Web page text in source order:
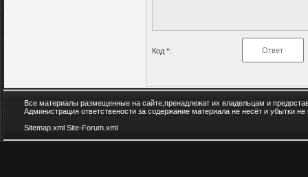
Код *:
Все материалы размещенные на сайте,пренадлежат их владельцам и
Администрация ответствености за содержание материала не несёт и убытки
Sitemap.xml Site-Forum.xml